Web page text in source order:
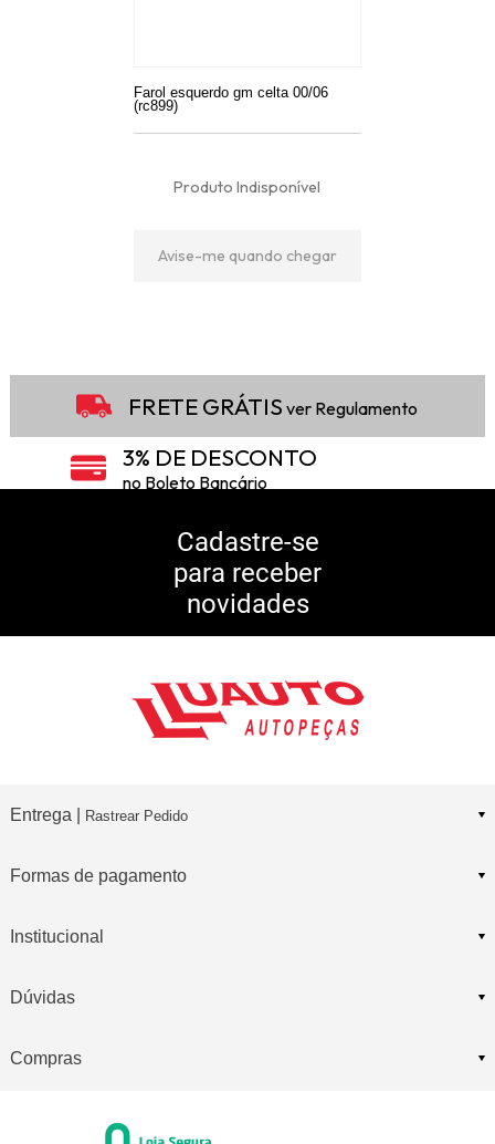
Farol esquerdo gm celta 00/06
(rc899)
Produto Indisponível
Avise-me quando chegar
FRETE GRÁTIS ver Regulamento
3% DE DESCONTO
no Boleto Bancário
5% DE DESCONTO
10% DE CASHBACK
Consulte Regulamento
Cadastre-se
para receber
novidades
Entrega | Rastrear Pedido
Formas de pagamento
Institucional
Dúvidas
Compras